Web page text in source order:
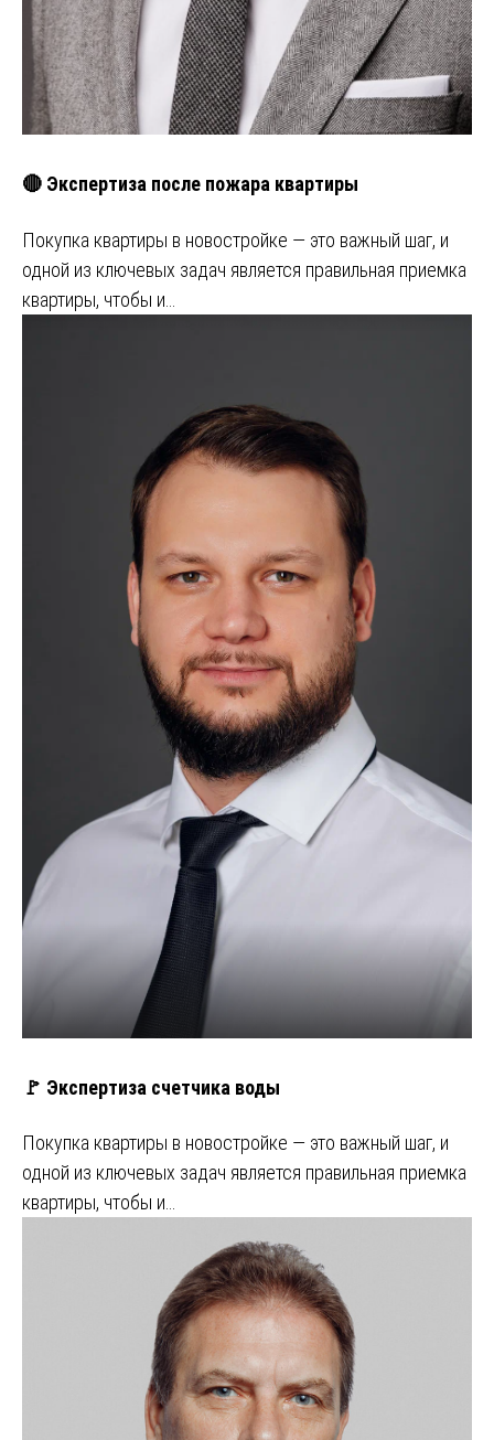
🔴 Экспертиза после пожара квартиры
Покупка квартиры в новостройке — это важный шаг, и
одной из ключевых задач является правильная приемка
квартиры, чтобы и…
🚩 Экспертиза счетчика воды
Покупка квартиры в новостройке — это важный шаг, и
одной из ключевых задач является правильная приемка
квартиры, чтобы и…